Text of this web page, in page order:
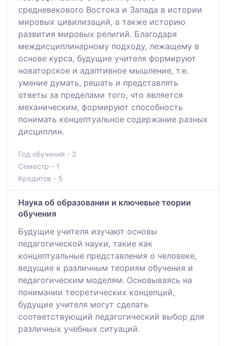
средневекового Востока и Запада в истории
мировых цивилизаций, а также историю
развития мировых религий. Благодаря
междисциплинарному подходу, лежащему в
основе курса, будущие учителя формируют
новаторское и адаптивное мышление, т.е.
умение думать, решать и представлять
ответы за пределами того, что является
механическим, формируют способность
понимать концептуальное содержание разных
дисциплин.
Год обучения - 2
Семестр - 1
Кредитов - 5
Наука об образовании и ключевые теории
обучения
Будущие учителя изучают основы
педагогической науки, такие как
концептуальные представления о человеке,
ведущие к различным теориям обучения и
педагогическим моделям. Основываясь на
понимании теоретических концепций,
будущие учителя могут сделать
соответствующий педагогический выбор для
различных учебных ситуаций.